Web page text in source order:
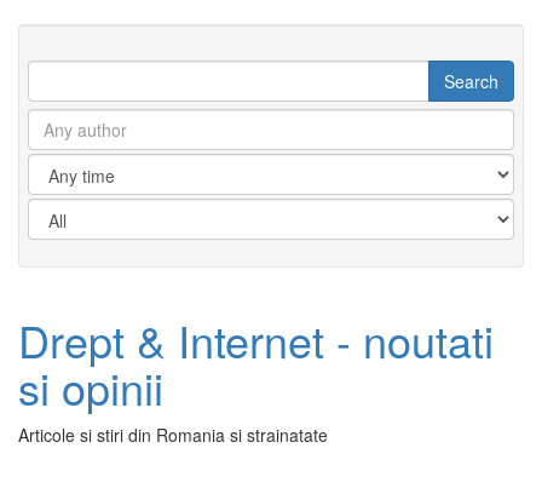
Drept & Internet - noutati
si opinii
Articole si stiri din Romania si strainatate